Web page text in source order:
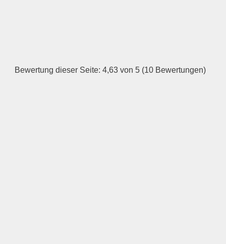
—
Bewertung dieser Seite: 4,63 von 5 (10 Bewertungen)